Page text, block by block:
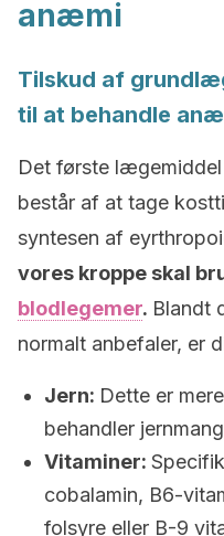
anæmi
Tilskud af
til at behandle
Det første
består af at tage
syntesen af
vores kroppe skal
blodlegemer. Blandt
normalt anbefaler, er
Jern: Dette er
behandler
Vitaminer:
cobalamin, B6-
folsyre eller B-9